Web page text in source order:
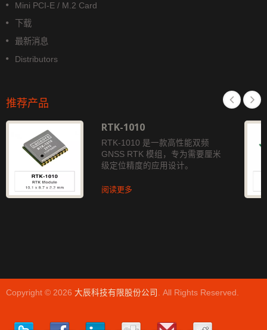
Mini PCI-E / M.2 Card
下载
最新消息
Distributors
推荐产品
RTK-1010
RTK-1010 是一款高性能双频
GNSS RTK 模组，专为需要厘米
级定位精度的应用设计。
阅读更多
Copyright © 2026 大辰科技有限股份公司 . All Rights Reserved.